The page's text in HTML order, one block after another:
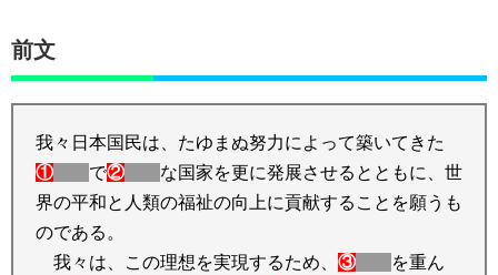
前文
我々日本国民は、たゆまぬ努力によって築いてきた
①
で②
な国家を更に発展させるとともに、世
界の平和と人類の福祉の向上に貢献することを願うも
のである。
我々は、この理想を実現するため、 ③
を重ん